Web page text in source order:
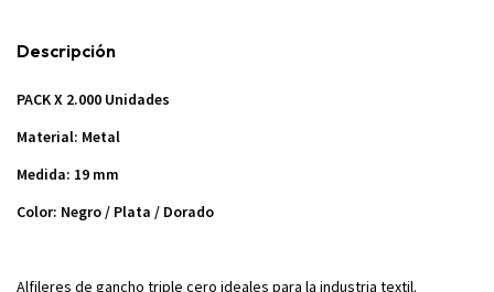
Descripción
PACK X 2.000 Unidades
Material: Metal
Medida: 19 mm
Color: Negro / Plata / Dorado
Alfileres de gancho triple cero ideales para la industria textil.